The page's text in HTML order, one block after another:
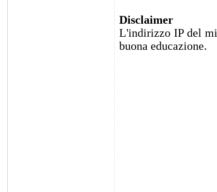
Disclaimer
L'indirizzo IP del
buona educazione.